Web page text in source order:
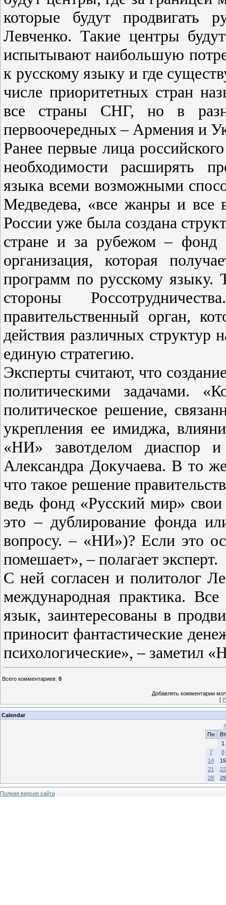
которые будут продвигать
Левченко. Такие центры
испытывают наибольшую
к русскому языку и где
числе приоритетных стран
все страны СНГ, но в
первоочередных – Армения и
Ранее первые лица
необходимости расширять
языка всеми возможными
Медведева, «все жанры и все
России уже была создана
стране и за рубежом – фонд
организация, которая
программ по русскому языку.
стороны
правительственный орган,
действия различных структур
единую стратегию.
Эксперты считают, что
политическими задачами.
политическое решение,
укрепления ее имиджа,
«НИ» завотделом диаспор
Александра Докучаева. В то
что такое решение
ведь фонд «Русский мир»
это – дублирование фонда
вопросу. – «НИ»)? Если это
помешает», – полагает эксперт.
С ней согласен и политолог
международная практика.
язык, заинтересованы в
приносит фантастические
психологические», – заметил
Всего комментариев: 0
Добавлять комментарии
[
Calendar
«
Пн
Вт
1
7
8
14
15
21
22
28
29
Полная версия сайта